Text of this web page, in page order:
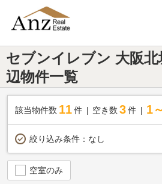
セブンイレブン 大阪北
辺物件一覧
該当物件数 11件 空き数 3 件 1
絞り込み条件： なし
空室のみ